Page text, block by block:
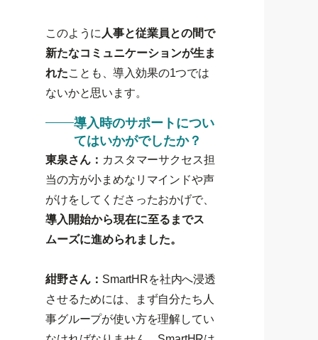
このように 人事と従業員との間で
新たなコミュニケーションが生ま
れたことも、導入効果の1つでは
ないかと思います。
導入時のサポートについ
てはいかがでしたか？
東泉さん： カスタマーサクセス担
当の方が小まめなリマインドや声
がけをしてくださったおかげで、
導入開始から現在に至るまでス
ムーズに進められました。
紺野さん： SmartHRを社内へ浸透
させるためには、まず自分たち人
事グループが使い方を理解してい